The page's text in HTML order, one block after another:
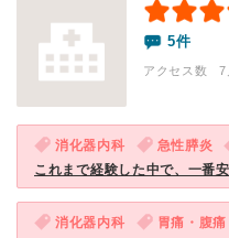
5件
アクセス数 7
消化器内科 急性膵炎
これまで経験した中で、一番
消化器内科 胃痛・腹